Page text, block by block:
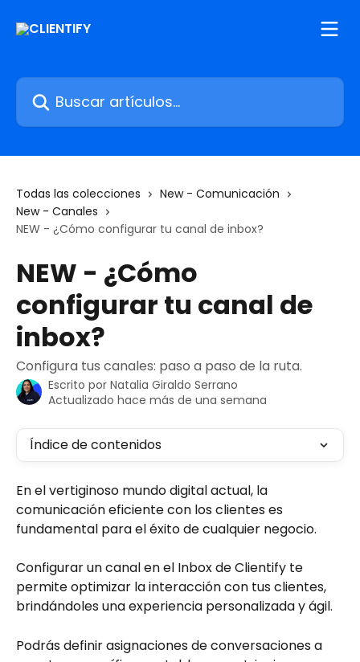
Buscar artículos...
Todas las colecciones
New - Comunicación
New - Canales
NEW - ¿Cómo configurar tu canal de inbox?
NEW - ¿Cómo
configurar tu canal de
inbox?
Configura tus canales: paso a paso de la ruta.
Escrito por Natalia Giraldo Serrano
Actualizado hace más de una semana
Índice de contenidos
En el vertiginoso mundo digital actual, la
comunicación eficiente con los clientes es
fundamental para el éxito de cualquier negocio.
Configurar un canal en el Inbox de Clientify te
permite optimizar la interacción con tus clientes,
brindándoles una experiencia personalizada y ágil.
Podrás definir asignaciones de conversaciones a